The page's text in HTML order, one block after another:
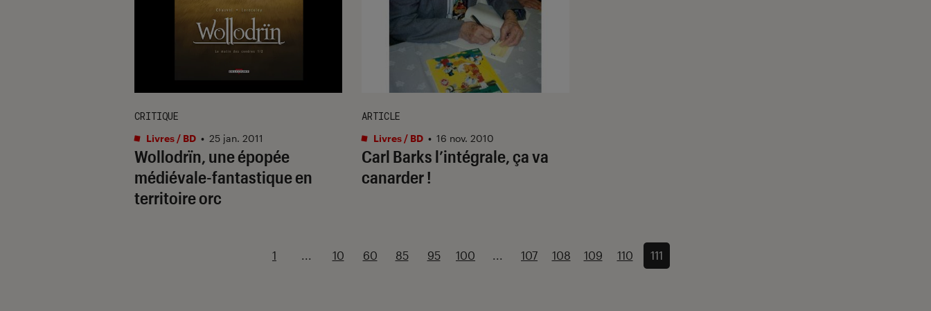
Wollodrïn, une épopée
médiévale-fantastique en
territoire orc
CRITIQUE
Livres / BD • 25 jan. 2011
Carl Barks l’intégrale, ça va
canarder !
ARTICLE
Livres / BD • 16 nov. 2010
1 ... 10 60 85 95 100 ... 107 108 109 110 111